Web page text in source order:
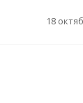
18